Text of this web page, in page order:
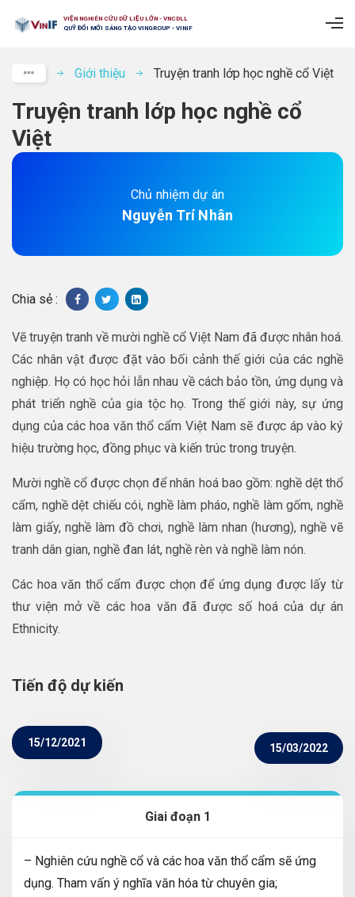
VIỆN NGHIÊN CỨU DỮ LIỆU LỚN - VNCDLL
QUỸ ĐỔI MỚI SÁNG TẠO VINGROUP - VINIF
Giới thiệu Truyện tranh lớp học nghề cổ Việt
Truyện tranh lớp học nghề cổ
Việt
Chủ nhiệm dự án
Nguyễn Trí Nhân
Chia sẻ :
Vẽ truyện tranh về mười nghề cổ Việt Nam đã được nhân hoá.
Các nhân vật được đặt vào bối cảnh thế giới của các nghề
nghiệp. Họ có học hỏi lẫn nhau về cách bảo tồn, ứng dụng và
phát triển nghề của gia tộc họ. Trong thế giới này, sự ứng
dụng của các hoa văn thổ cẩm Việt Nam sẽ được áp vào ký
hiệu trường học, đồng phục và kiến trúc trong truyện.
Mười nghề cổ được chọn để nhân hoá bao gồm: nghề dệt thổ
cẩm, nghề dệt chiếu cói, nghề làm pháo, nghề làm gốm, nghề
làm giấy, nghề làm đồ chơi, nghề làm nhan (hương), nghề vẽ
tranh dân gian, nghề đan lát, nghề rèn và nghề làm nón.
Các hoa văn thổ cẩm được chọn để ứng dụng được lấy từ
thư viện mở về các hoa văn đã được số hoá của dự án
Ethnicity.
Tiến độ dự kiến
15/12/2021 15/03/2022
Giai đoạn 1
– Nghiên cứu nghề cổ và các hoa văn thổ cẩm sẽ ứng
dụng. Tham vấn ý nghĩa văn hóa từ chuyên gia;